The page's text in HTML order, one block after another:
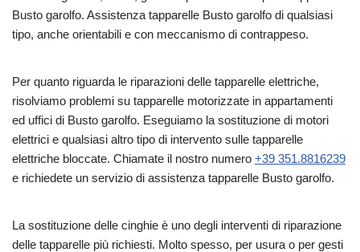
Busto garolfo. Assistenza tapparelle Busto garolfo di qualsiasi
tipo, anche orientabili e con meccanismo di contrappeso.
Per quanto riguarda le riparazioni delle tapparelle elettriche,
risolviamo problemi su tapparelle motorizzate in appartamenti
ed uffici di Busto garolfo. Eseguiamo la sostituzione di motori
elettrici e qualsiasi altro tipo di intervento sulle tapparelle
elettriche bloccate. Chiamate il nostro numero +39 351.8816239
e richiedete un servizio di assistenza tapparelle Busto garolfo.
La sostituzione delle cinghie è uno degli interventi di riparazione
delle tapparelle più richiesti. Molto spesso, per usura o per gesti